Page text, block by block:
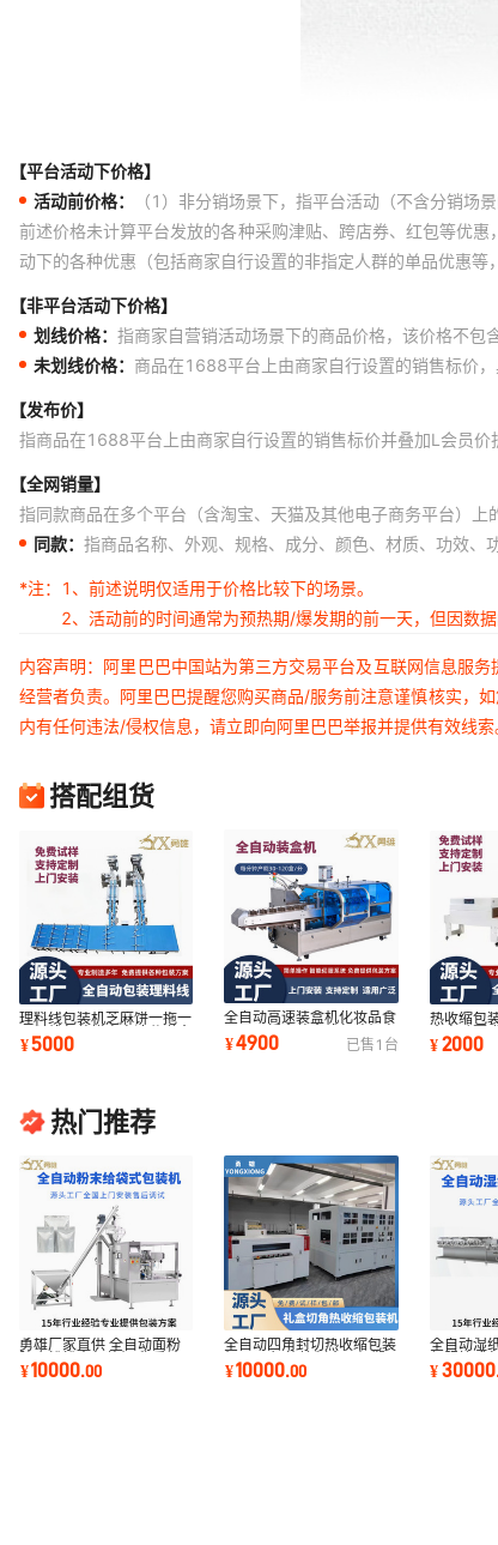
【平台活动下价格】
活动前价格：
（1）非分销场景下，指平台活动（不含分销
前述价格未计算平台发放的各种采购津贴、跨店券、红包等优
动下的各种优惠（包括商家自行设置的非指定人群的单品优惠
【非平台活动下价格】
划线价格： 指商家自营销活动场景下的商品价格，该价格不包
未划线价格： 商品在1688平台上由商家自行设置的销售标价
【发布价】
指商品在1688平台上由商家自行设置的销售标价并叠加L会员价
【全网销量】
指同款商品在多个平台（含淘宝、天猫及其他电子商务平台）上
同款： 指商品名称、外观、规格、成分、颜色、材质、功效、
*注：
1、前述说明仅适用于价格比较下的场景。
2、活动前的时间通常为预热期/爆发期的前一天，但因数
内容声明：阿里巴巴中国站为第三方交易平台及互联网信息服
经营者负责。阿里巴巴提醒您购买商品/服务前注意谨慎核实，
内有任何违法/侵权信息，请立即向阿里巴巴举报并提供有效线索
搭配组货
理料线包装机芝麻饼一拖一
理料线包装糕点高速分道全
自动包装机厂
¥5000
全自动高速装盒机化妆品食
品玩具折盒装盒线包装机电
子产品入盒机
¥4900 已售 1 台
热收缩包
全自动覆
机热收缩膜
¥2000
热门推荐
勇雄厂家直供 全自动面粉
腌肉粉粉末包装机 称重计
量精准包装设备
¥10000.00
全自动四角封切热收缩包装
机 PLC智能控制食品级塑
封机覆膜机厂家
¥10000.00
全自动湿
伺服枕式
送封口一
¥30000.